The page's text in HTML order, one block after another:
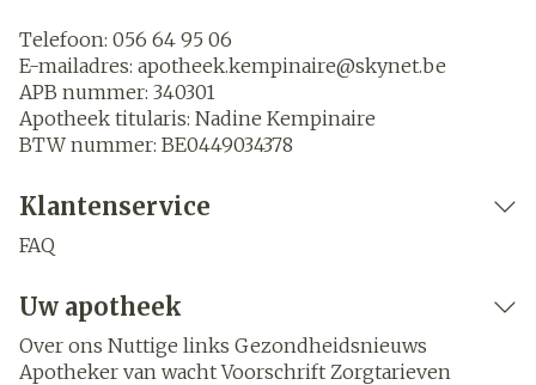
Telefoon: 056 64 95 06
E-mailadres: apotheek.kempinaire@skynet.be
APB nummer: 340301
Apotheek titularis: Nadine Kempinaire
BTW nummer: BE0449034378
Klantenservice
FAQ
Uw apotheek
Over ons Nuttige links Gezondheidsnieuws
Apotheker van wacht Voorschrift Zorgtarieven